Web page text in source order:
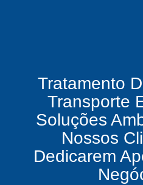
vê oportunidades
serem exploradas.
O que uma empresa
químicos precisa fazer
e conformidade legal
Como uma empresa
contaminados protege
Tratamento
Transporte
Soluções
Nossos
Dedicarem